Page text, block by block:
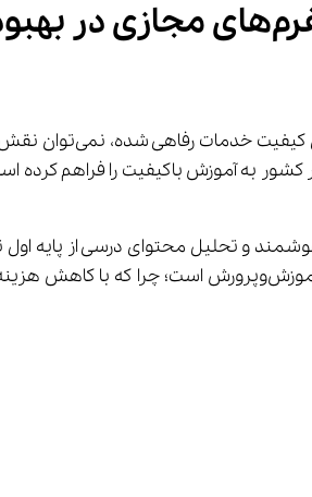
آی ‌نو و ارتقای رفاه آموزشی؛
را در رفاه آموزشی نادیده گرفت. پلتفرم آموزشی